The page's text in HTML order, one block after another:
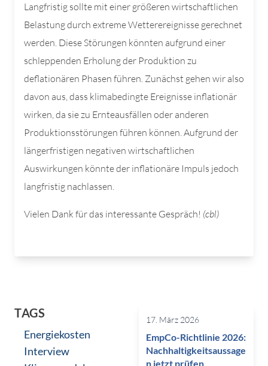
Langfristig sollte mit einer größeren wirtschaftlichen
Belastung durch extreme Wetterereignisse gerechnet
werden. Diese Störungen könnten aufgrund einer
schleppenden Erholung der Produktion zu
deflationären Phasen führen. Zunächst gehen wir also
davon aus, dass klimabedingte Ereignisse inflationär
wirken, da sie zu Ernteausfällen oder anderen
Produktionsstörungen führen können. Aufgrund der
längerfristigen negativen wirtschaftlichen
Auswirkungen könnte der inflationäre Impuls jedoch
langfristig nachlassen.
Vielen Dank für das interessante Gespräch! (cbl)
TAGS
Energiekosten
Interview
17. März 2026
EmpCo-Richtlinie 2026:
Nachhaltigkeitsaussage
n jetzt prüfen